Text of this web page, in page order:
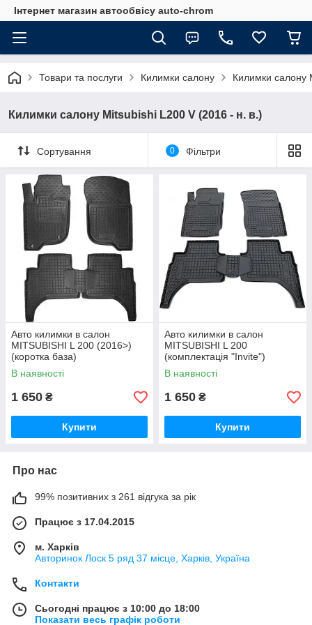
Інтернет магазин автообвісу auto-chrom
Товари та послуги Килимки салону Килимки салону
Килимки салону Mitsubishi L200 V (2016 - н. в.)
Сортування 0 Фільтри
Авто килимки в салон
MITSUBISHI L 200 (2016>)
(коротка база)
В наявності
1 650 ₴
Купити
Авто килимки в салон
MITSUBISHI L 200
(комплектація "Invite")
В наявності
1 650 ₴
Купити
Про нас
99% позитивних з 261 відгука за рік
Працює з 17.04.2015
м. Харків
Авторинок Лоск 5 ряд 37 місце, Харків, Україна
Контакти
Сьогодні працює з 10:00 до 18:00
Показати весь графік роботи